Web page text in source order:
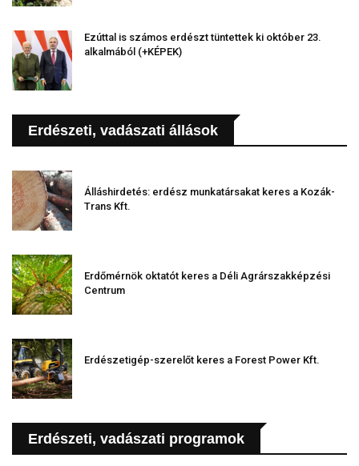
Ezúttal is számos erdészt tüntettek ki október 23.
alkalmából (+KÉPEK)
Erdészeti, vadászati állások
Álláshirdetés: erdész munkatársakat keres a Kozák-
Trans Kft.
Erdőmérnök oktatót keres a Déli Agrárszakképzési
Centrum
Erdészetigép-szerelőt keres a Forest Power Kft.
Erdészeti, vadászati programok